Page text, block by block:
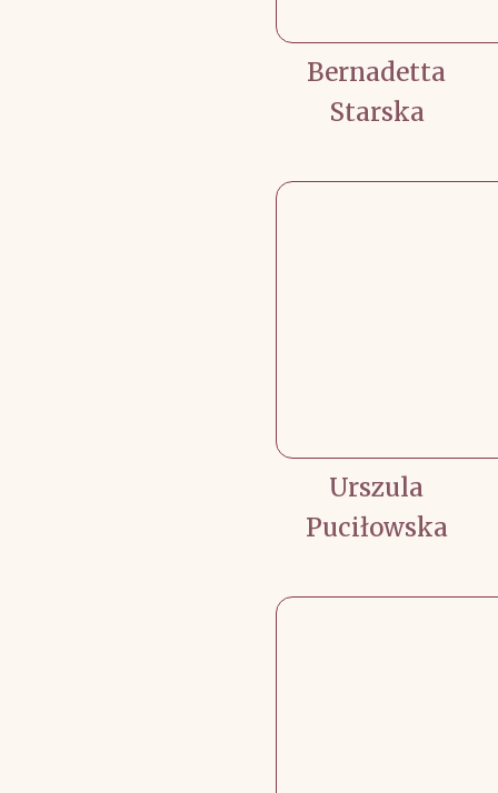
Bernadetta
Starska
Urszula
Puciłowska